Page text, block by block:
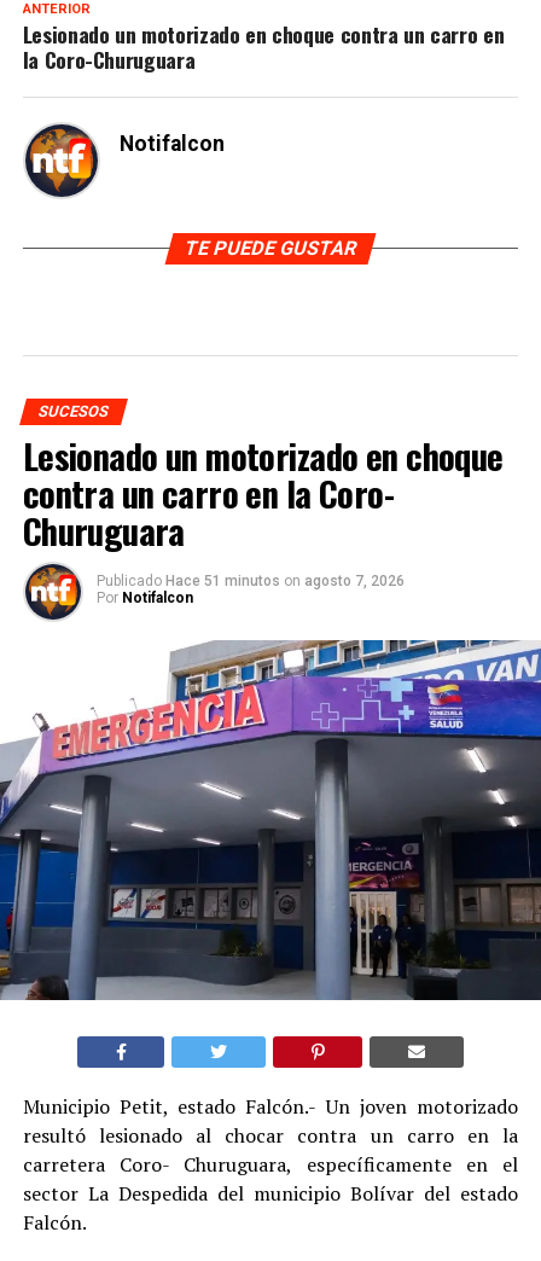
ANTERIOR
Lesionado un motorizado en choque contra un carro en
la Coro-Churuguara
Notifalcon
TE PUEDE GUSTAR
SUCESOS
Lesionado un motorizado en choque
contra un carro en la Coro-
Churuguara
Publicado Hace 51 minutos on agosto 7, 2026
Por Notifalcon
Municipio Petit, estado Falcón.- Un joven motorizado
resultó lesionado al chocar contra un carro en la
carretera Coro- Churuguara, específicamente en el
sector La Despedida del municipio Bolívar del estado
Falcón.